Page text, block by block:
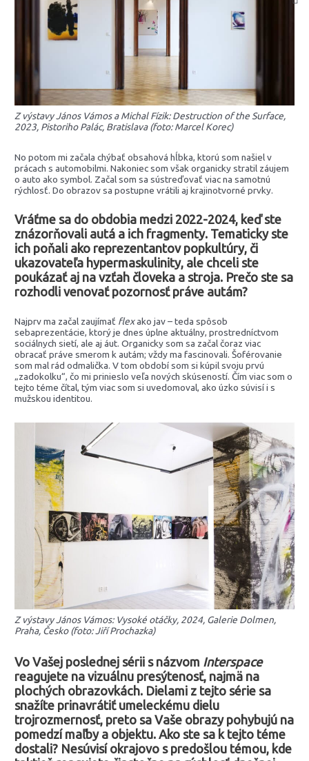
Z výstavy János Vámos a Michal Fízik: Destruction of the Surface,
2023, Pistoriho Palác, Bratislava (foto: Marcel Korec)
No potom mi začala chýbať obsahová hĺbka, ktorú som našiel v
prácach s automobilmi. Nakoniec som však organicky stratil záujem
o auto ako symbol. Začal som sa sústreďovať viac na samotnú
rýchlosť. Do obrazov sa postupne vrátili aj krajinotvorné prvky.
Vráťme sa do obdobia medzi 2022-2024, keď ste
znázorňovali autá a ich fragmenty. Tematicky ste
ich poňali ako reprezentantov popkultúry, či
ukazovateľa hypermaskulinity, ale chceli ste
poukázať aj na vzťah človeka a stroja. Prečo ste sa
rozhodli venovať pozornosť práve autám?
Najprv ma začal zaujímať flexako jav – teda spôsob
sebaprezentácie, ktorý je dnes úplne aktuálny, prostredníctvom
sociálnych sietí, ale aj áut. Organicky som sa začal čoraz viac
obracať práve smerom k autám; vždy ma fascinovali. Šoférovanie
som mal rád odmalička. V tom období som si kúpil svoju prvú
„zadokolku“, čo mi prinieslo veľa nových skúseností. Čím viac som o
tejto téme čítal, tým viac som si uvedomoval, ako úzko súvisí i s
mužskou identitou.
Z výstavy János Vámos: Vysoké otáčky, 2024, Galerie Dolmen,
Praha, Česko (foto: Jiří Prochazka)
Vo Vašej poslednej sérii s názvom Interspace
reagujete na vizuálnu presýtenosť, najmä na
plochých obrazovkách. Dielami z tejto série sa
snažíte prinavrátiť umeleckému dielu
trojrozmernosť, preto sa Vaše obrazy pohybujú na
pomedzí maľby a objektu. Ako ste sa k tejto téme
dostali? Nesúvisí okrajovo s predošlou témou, kde